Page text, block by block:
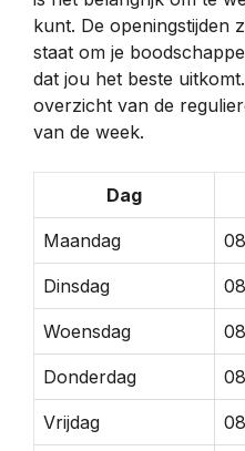
kunt. De openingstijden
staat om je
dat jou het beste
overzicht van de
van de week.
Dag
Maandag
Dinsdag
Woensdag
Donderdag
Vrijdag